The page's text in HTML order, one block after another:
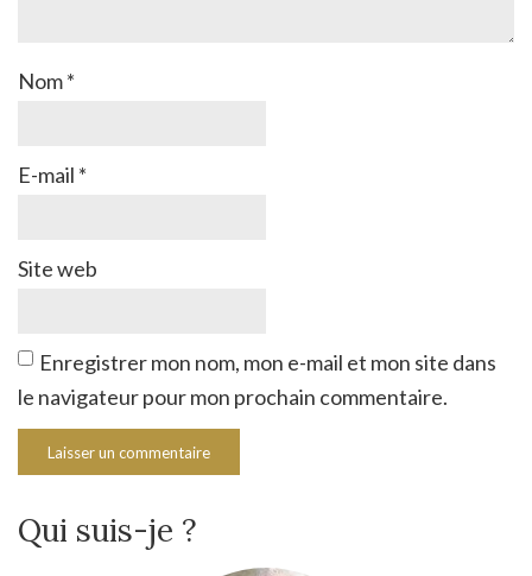
Nom*
E-mail *
Site web
Enregistrer mon nom, mon e-mail et mon site dans
le navigateur pour mon prochain commentaire.
Qui suis-je ?